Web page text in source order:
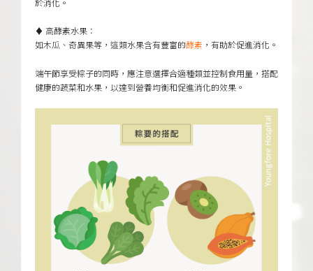
於消化。
♦ 高酵素水果：
如木瓜、奇異果等，這類水果含有豐富的酵素 ，有助於促進消化。
端午節享受粽子的同時，應注意選擇合適種類並控制食用量，搭配
健康的蔬菜和水果，以達到營養均衡和促進消化的效果。